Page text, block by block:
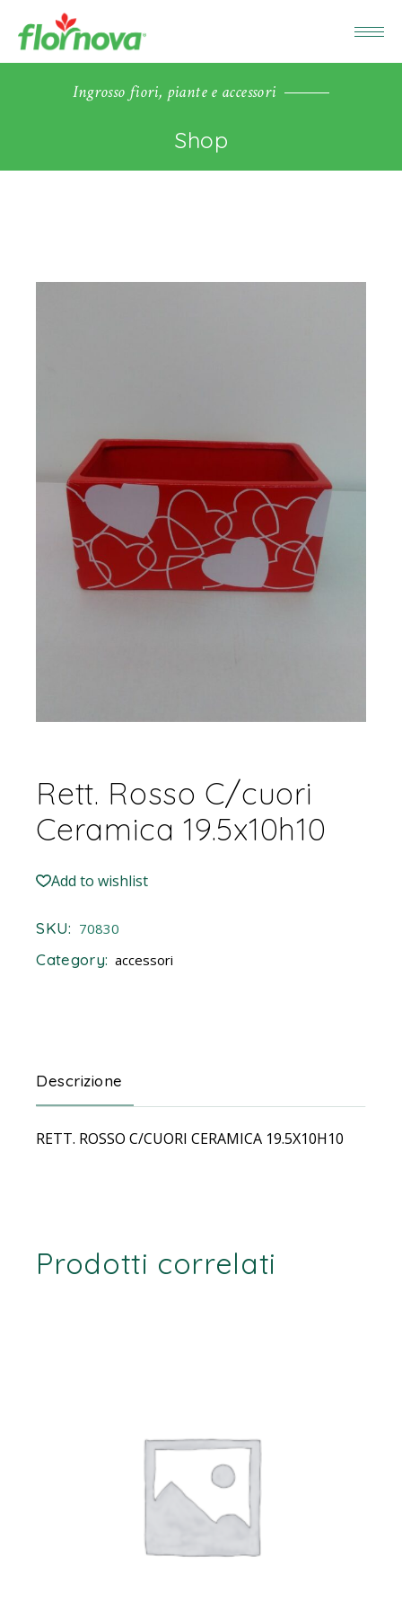
Ingrosso fiori, piante e accessori
Shop
Rett. Rosso C/cuori
Ceramica 19.5x10h10
Add to wishlist
SKU: 70830
Category: accessori
Descrizione
RETT. ROSSO C/CUORI CERAMICA 19.5X10H10
Prodotti correlati